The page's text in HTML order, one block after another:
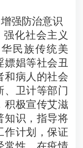
强防治意识
强化社会主义
民族传统美
嫖娼等社会丑
和病人的社会
、卫计等部门
积极宣传艾滋
知识，指导将
作计划，保证